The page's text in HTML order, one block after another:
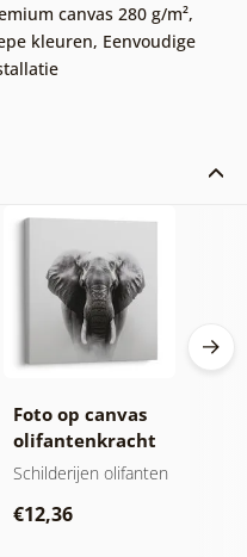
canvas 280 g/m²,
kleuren, Eenvoudige
Foto op canvas
olifantenkracht
en rust
Schilderijen olifanten
€12,36